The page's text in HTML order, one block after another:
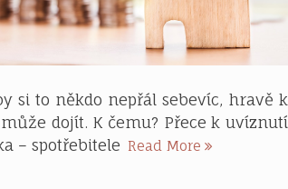
si to někdo nepřál sebevíc, hravě k
dojít. K čemu? Přece k uvíznutí
– spotřebitele Read More Když